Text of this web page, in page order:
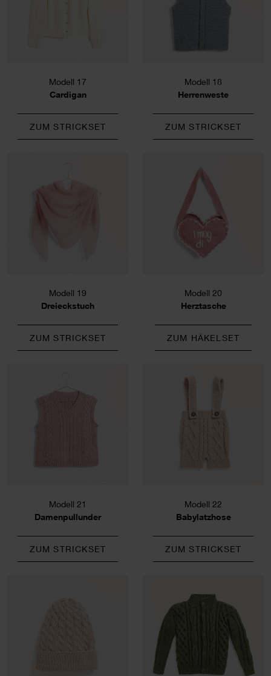
Modell 17
Cardigan
ZUM STRICKSET
Modell 18
Herrenweste
ZUM STRICKSET
Modell 19
Dreieckstuch
ZUM STRICKSET
Modell 20
Herztasche
ZUM HÄKELSET
Modell 21
Damenpullunder
ZUM STRICKSET
Modell 22
Babylatzhose
ZUM STRICKSET